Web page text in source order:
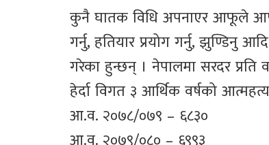
कुनै घातक विधि अपनाएर आफूले
गर्नु, हतियार प्रयोग गर्नु, झुण्डिनु
गरेका हुन्छन् । नेपालमा सरदर प्रति
हेर्दा विगत ३ आर्थिक वर्षको
आ.व. २०७८/०७९ – ६८३०